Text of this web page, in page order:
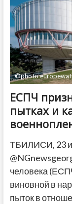
Осетии
Путина
©photo
ЕСПЧ
пытках и
ТБИЛИСИ, 23
человека
виновной в
пыток в